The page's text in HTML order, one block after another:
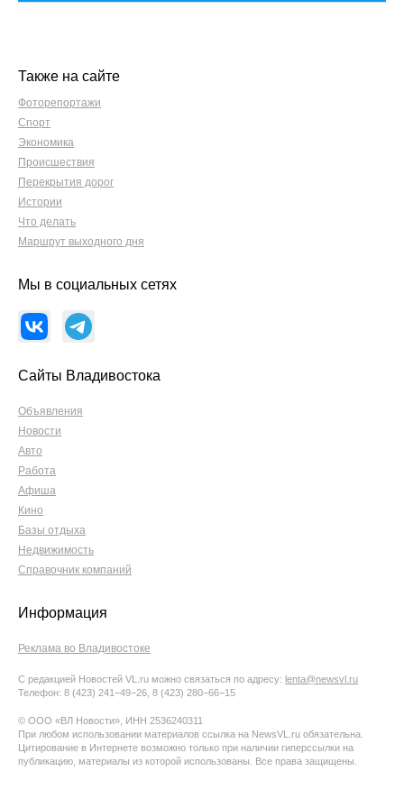
Также на сайте
Фоторепортажи
Спорт
Экономика
Происшествия
Перекрытия дорог
Истории
Что делать
Маршрут выходного дня
Мы в социальных сетях
Сайты Владивостока
Объявления
Новости
Авто
Работа
Афиша
Кино
Базы отдыха
Недвижимость
Справочник компаний
Информация
Реклама во Владивостоке
С редакцией Новостей VL.ru можно связаться по адресу: lenta@newsvl.ru
Телефон: 8 (423) 241−49−26, 8 (423) 280−66−15
© ООО «ВЛ Новости», ИНН 2536240311
При любом использовании материалов ссылка на NewsVL.ru обязательна.
Цитирование в Интернете возможно только при наличии гиперссылки на
публикацию, материалы из которой использованы. Все права защищены.